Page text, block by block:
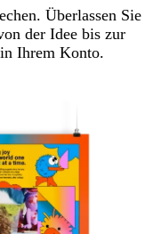
Überlassen Sie
der Idee bis zur
Ihrem Konto.